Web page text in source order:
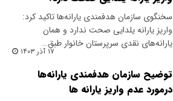
سخنگوی سازمان هدفمندی یارانه‌ها تاکید کرد:
واریز یارانه یلدایی صحت ندارد و همان
یارانه‌های نقدی سرپرستان خانوار طبق…
۱۷ آذر ۱۴۰۳
توضیح سازمان هدفمندی یارانه‌ها
درمورد عدم واریز یارانه ها